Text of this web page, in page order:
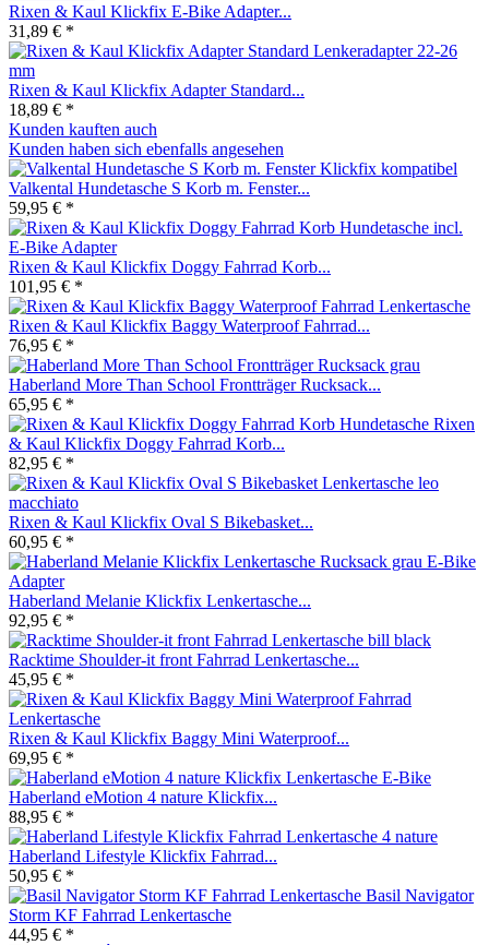
Rixen & Kaul Klickfix E-Bike Adapter...
31,89 € *
Rixen & Kaul Klickfix Adapter Standard...
18,89 € *
Kunden kauften auch
Kunden haben sich ebenfalls angesehen
Valkental Hundetasche S Korb m. Fenster...
59,95 € *
Rixen & Kaul Klickfix Doggy Fahrrad Korb...
101,95 € *
Rixen & Kaul Klickfix Baggy Waterproof Fahrrad...
76,95 € *
Haberland More Than School Frontträger Rucksack...
65,95 € *
Rixen
& Kaul Klickfix Doggy Fahrrad Korb...
82,95 € *
Rixen & Kaul Klickfix Oval S Bikebasket...
60,95 € *
Haberland Melanie Klickfix Lenkertasche...
92,95 € *
Racktime Shoulder-it front Fahrrad Lenkertasche...
45,95 € *
Rixen & Kaul Klickfix Baggy Mini Waterproof...
69,95 € *
Haberland eMotion 4 nature Klickfix...
88,95 € *
Haberland Lifestyle Klickfix Fahrrad...
50,95 € *
Basil Navigator
Storm KF Fahrrad Lenkertasche
44,95 € *